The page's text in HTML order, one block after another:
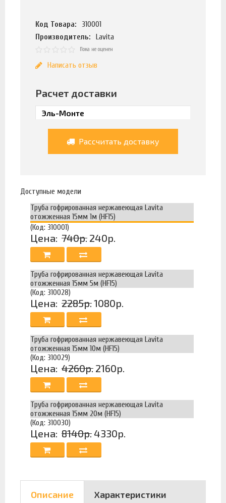
Код Товара:
310001
Производитель:
Lavita
Пока не оценен
Написать отзыв
Расчет доставки
Рассчитать доставку
Доступные модели
Труба гофрированная нержавеющая Lavita
отожженная 15мм 1м (HF15)
(Код: 310001)
Цена: 740р. 240р.
Труба гофрированная нержавеющая Lavita
отожженная 15мм 5м (HF15)
(Код: 310028)
Цена: 2285р.1080р.
Труба гофрированная нержавеющая Lavita
отожженная 15мм 10м (HF15)
(Код: 310029)
Цена: 4260р. 2160р.
Труба гофрированная нержавеющая Lavita
отожженная 15мм 20м (HF15)
(Код: 310030)
Цена: 8140р. 4330р.
Описание Характеристики